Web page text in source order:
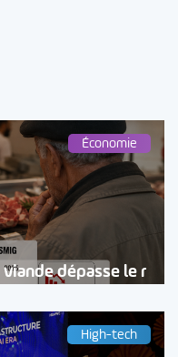
Économie
dépasse le r
High-tech